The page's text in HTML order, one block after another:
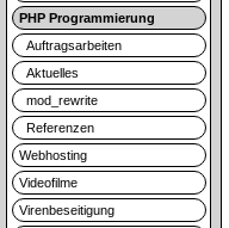
PHP Programmierung
Auftragsarbeiten
Aktuelles
mod_rewrite
Referenzen
Webhosting
Videofilme
Virenbeseitigung